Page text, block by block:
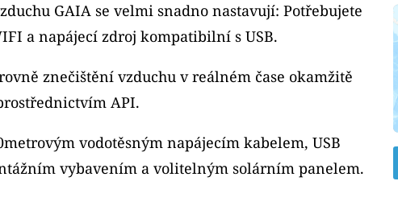
GAIA se velmi snadno nastavují: Potřebujete
a napájecí zdroj kompatibilní s USB.
znečištění vzduchu v reálném čase okamžitě
API.
vodotěsným napájecím kabelem, USB
vybavením a volitelným solárním panelem.